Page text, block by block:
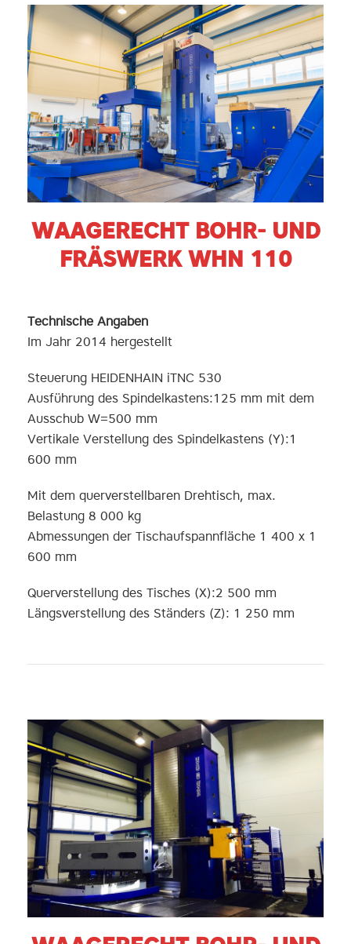
WAAGERECHT BOHR- UND
FRÄSWERK WHN 110
Technische Angaben
Im Jahr 2014 hergestellt
Steuerung HEIDENHAIN iTNC 530
Ausführung des Spindelkastens:125 mm mit dem
Ausschub W=500 mm
Vertikale Verstellung des Spindelkastens (Y):1
600 mm
Mit dem querverstellbaren Drehtisch, max.
Belastung 8 000 kg
Abmessungen der Tischaufspannfläche 1 400 x 1
600 mm
Querverstellung des Tisches (X):2 500 mm
Längsverstellung des Ständers (Z): 1 250 mm